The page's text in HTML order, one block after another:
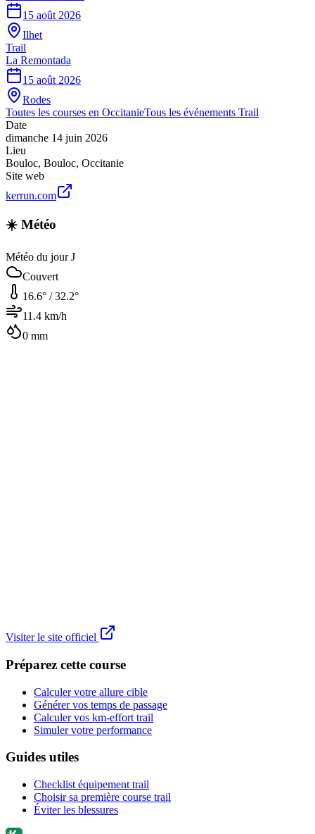
15 août 2026
Ilhet
Trail
La Remontada
15 août 2026
Rodes
Toutes les courses en OccitanieTous les événements Trail
Date
dimanche 14 juin 2026
Lieu
Bouloc, Bouloc, Occitanie
Site web
kerrun.com
☀️ Météo
Météo du jour J
Couvert
16.6° /32.2°
11.4 km/h
0 mm
Visiter le site officiel
Préparez cette course
Calculer votre allure cible
Générer vos temps de passage
Calculer vos km-effort trail
Simuler votre performance
Guides utiles
Checklist équipement trail
Choisir sa première course trail
Éviter les blessures